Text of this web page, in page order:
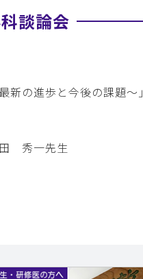
談論会
の進歩と今後の課題～」
秀一先生